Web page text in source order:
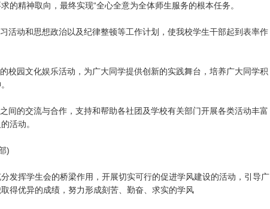
的精神取向，最终实现“全心全意为全体师生服务的根本任务。
动和思想政治以及纪律整顿等工作计划，使我校学生干部起到表率作
园文化娱乐活动，为广大同学提供创新的实践舞台，培养广大同学积
的交流与合作，支持和帮助各社团及学校有关部门开展各类活动丰富
活动。
)
挥学生会的桥梁作用，开展切实可行的促进学风建设的活动，引导广
得优异的成绩，努力形成刻苦、勤奋、求实的学风